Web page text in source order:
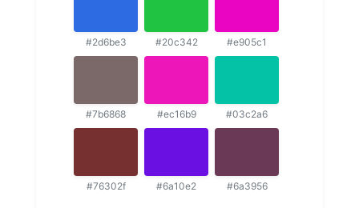
#2d6be3 #20c342 #e905c1
#7b6868 #ec16b9 #03c2a6
#76302f #6a10e2 #6a3956